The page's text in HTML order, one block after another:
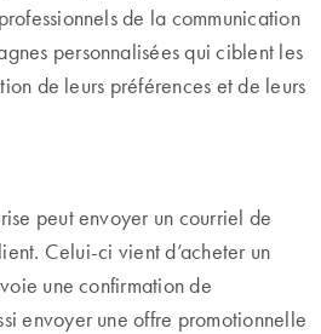
de la communication
personnalisées qui ciblent les
de leurs préférences et de leurs
peut envoyer un courriel de
Celui-ci vient d’acheter un
une confirmation de
envoyer une offre promotionnelle